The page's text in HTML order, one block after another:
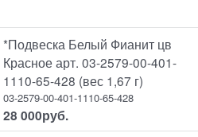
*Подвеска Белый Фианит цв
Красное арт. 03-2579-00-401-
1110-65-428 (вес 1,67 г)
03-2579-00-401-1110-65-428
28 000руб.